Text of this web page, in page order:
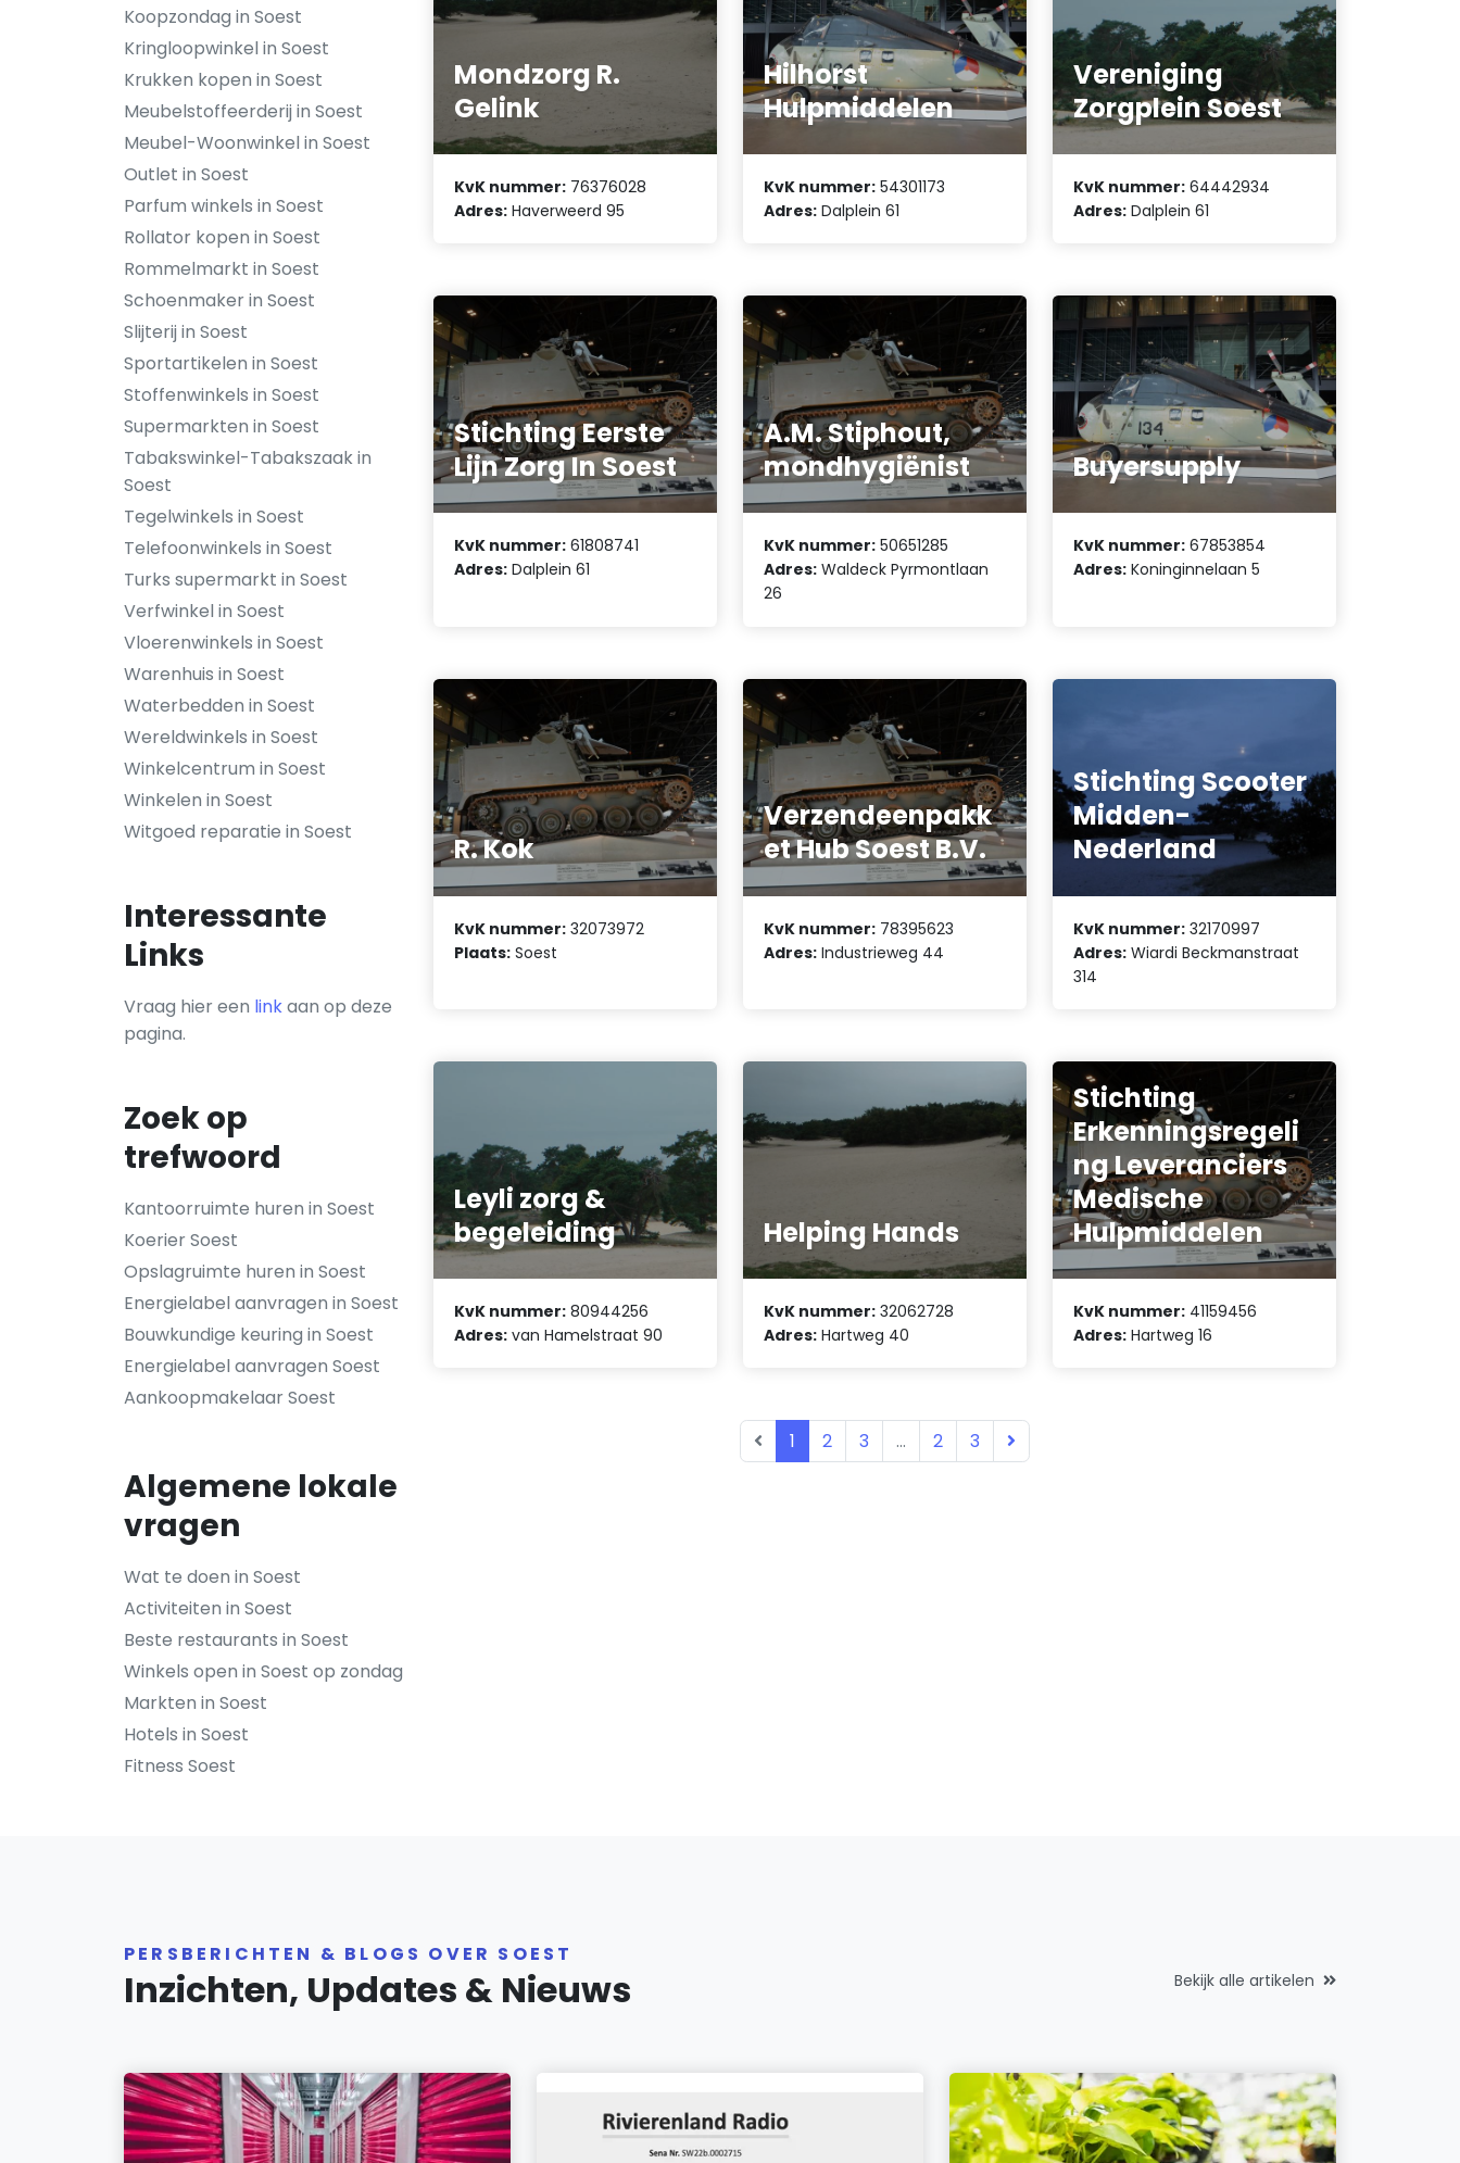
Koopzondag in Soest
Kringloopwinkel in Soest
Krukken kopen in Soest
Meubelstoffeerderij in Soest
Meubel-Woonwinkel in Soest
Outlet in Soest
Parfum winkels in Soest
Rollator kopen in Soest
Rommelmarkt in Soest
Schoenmaker in Soest
Slijterij in Soest
Sportartikelen in Soest
Stoffenwinkels in Soest
Supermarkten in Soest
Tabakswinkel-Tabakszaak in
Soest
Tegelwinkels in Soest
Telefoonwinkels in Soest
Turks supermarkt in Soest
Verfwinkel in Soest
Vloerenwinkels in Soest
Warenhuis in Soest
Waterbedden in Soest
Wereldwinkels in Soest
Winkelcentrum in Soest
Winkelen in Soest
Witgoed reparatie in Soest
Interessante
Links
Vraag hier een linkaan op deze
pagina.
Zoek op
trefwoord
Kantoorruimte huren in Soest
Koerier Soest
Opslagruimte huren in Soest
Energielabel aanvragen in Soest
Bouwkundige keuring in Soest
Energielabel aanvragen Soest
Aankoopmakelaar Soest
Algemene lokale
vragen
Wat te doen in Soest
Activiteiten in Soest
Beste restaurants in Soest
Winkels open in Soest op zondag
Markten in Soest
Hotels in Soest
Fitness Soest
Mondzorg R.
Gelink
KvK nummer: 76376028
Adres: Haverweerd 95
Hilhorst
Hulpmiddelen
KvK nummer: 54301173
Adres: Dalplein 61
Vereniging
Zorgplein Soest
KvK nummer: 64442934
Adres: Dalplein 61
Stichting Eerste
Lijn Zorg In Soest
KvK nummer: 61808741
Adres: Dalplein 61
A.M. Stiphout,
mondhygiënist
KvK nummer: 50651285
Adres: Waldeck Pyrmontlaan
26
Buyersupply
KvK nummer: 67853854
Adres: Koninginnelaan 5
R. Kok
KvK nummer: 32073972
Plaats: Soest
Verzendeenpakk
et Hub Soest B.V.
KvK nummer: 78395623
Adres: Industrieweg 44
Stichting Scooter
Midden-
Nederland
KvK nummer: 32170997
Adres: Wiardi Beckmanstraat
314
Leyli zorg &
begeleiding
KvK nummer: 80944256
Adres: van Hamelstraat 90
Helping Hands
KvK nummer: 32062728
Adres: Hartweg 40
Stichting
Erkenningsregeli
ng Leveranciers
Medische
Hulpmiddelen
KvK nummer: 41159456
Adres: Hartweg 16
1 2 3 ... 2 3
PERSBERICHTEN & BLOGS OVER SOEST
Inzichten, Updates & Nieuws Bekijk alle artikelen